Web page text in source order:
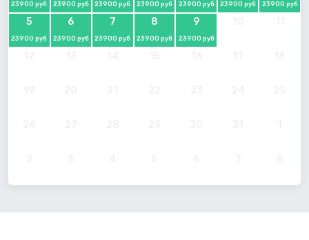
23900 руб 23900 руб 23900 руб 23900 руб 23900 руб 23900 руб 23900 руб
5
23900 руб
6
23900 руб
7
23900 руб
8
23900 руб
9
23900 руб